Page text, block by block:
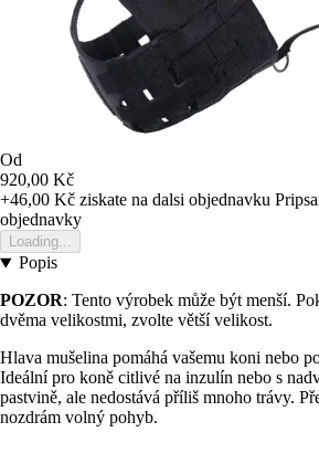
Od
920,00 Kč
+46,00 Kč ziskate na dalsi objednavku
objednavky
Loading...
Popis
POZOR: Tento výrobek může být menší.
dvěma velikostmi, zvolte větší velikost.
Hlava mušelina pomáhá vašemu koni nebo
Ideální pro koně citlivé na inzulín nebo s
pastvině, ale nedostává příliš mnoho trávy.
nozdrám volný pohyb.